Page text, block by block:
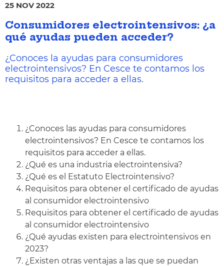
25 NOV 2022
Consumidores electrointensivos: ¿a
qué ayudas pueden acceder?
¿Conoces la ayudas para consumidores
electrointensivos? En Cesce te contamos los
requisitos para acceder a ellas.
¿Conoces las ayudas para consumidores
electrointensivos? En Cesce te contamos los
requisitos para acceder a ellas.
¿Qué es una industria electrointensiva?
¿Qué es el Estatuto Electrointensivo?
Requisitos para obtener el certificado de ayudas
al consumidor electrointensivo
Requisitos para obtener el certificado de ayudas
al consumidor electrointensivo
¿Qué ayudas existen para electrointensivos en
2023?
¿Existen otras ventajas a las que se puedan